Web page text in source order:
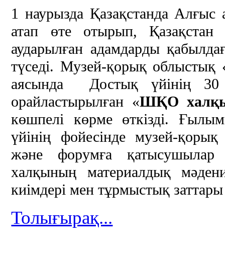
1 наурызда Қазақстанда Алғыс
атап өте отырып, Қазақстан
аударылған адамдарды
түседі. Музей-қорық
аясында Достық үйінің
орайластырылған «ШҚО
көшпелі көрме өткізді.
үйінің фойесінде музей-
және форумға
халқының материалдық
киімдері мен тұрмыстық
Толығырақ...